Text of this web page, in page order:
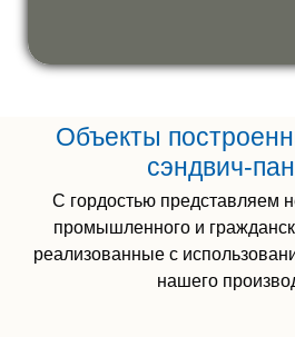
Объекты
сэндвич-
С гордостью представляем
промышленного и
реализованные с
нашего